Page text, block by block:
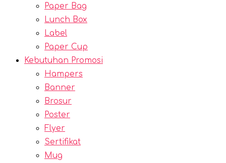
Paper Bag
Lunch Box
Label
Paper Cup
Kebutuhan Promosi
Hampers
Banner
Brosur
Poster
Flyer
Sertifikat
Mug